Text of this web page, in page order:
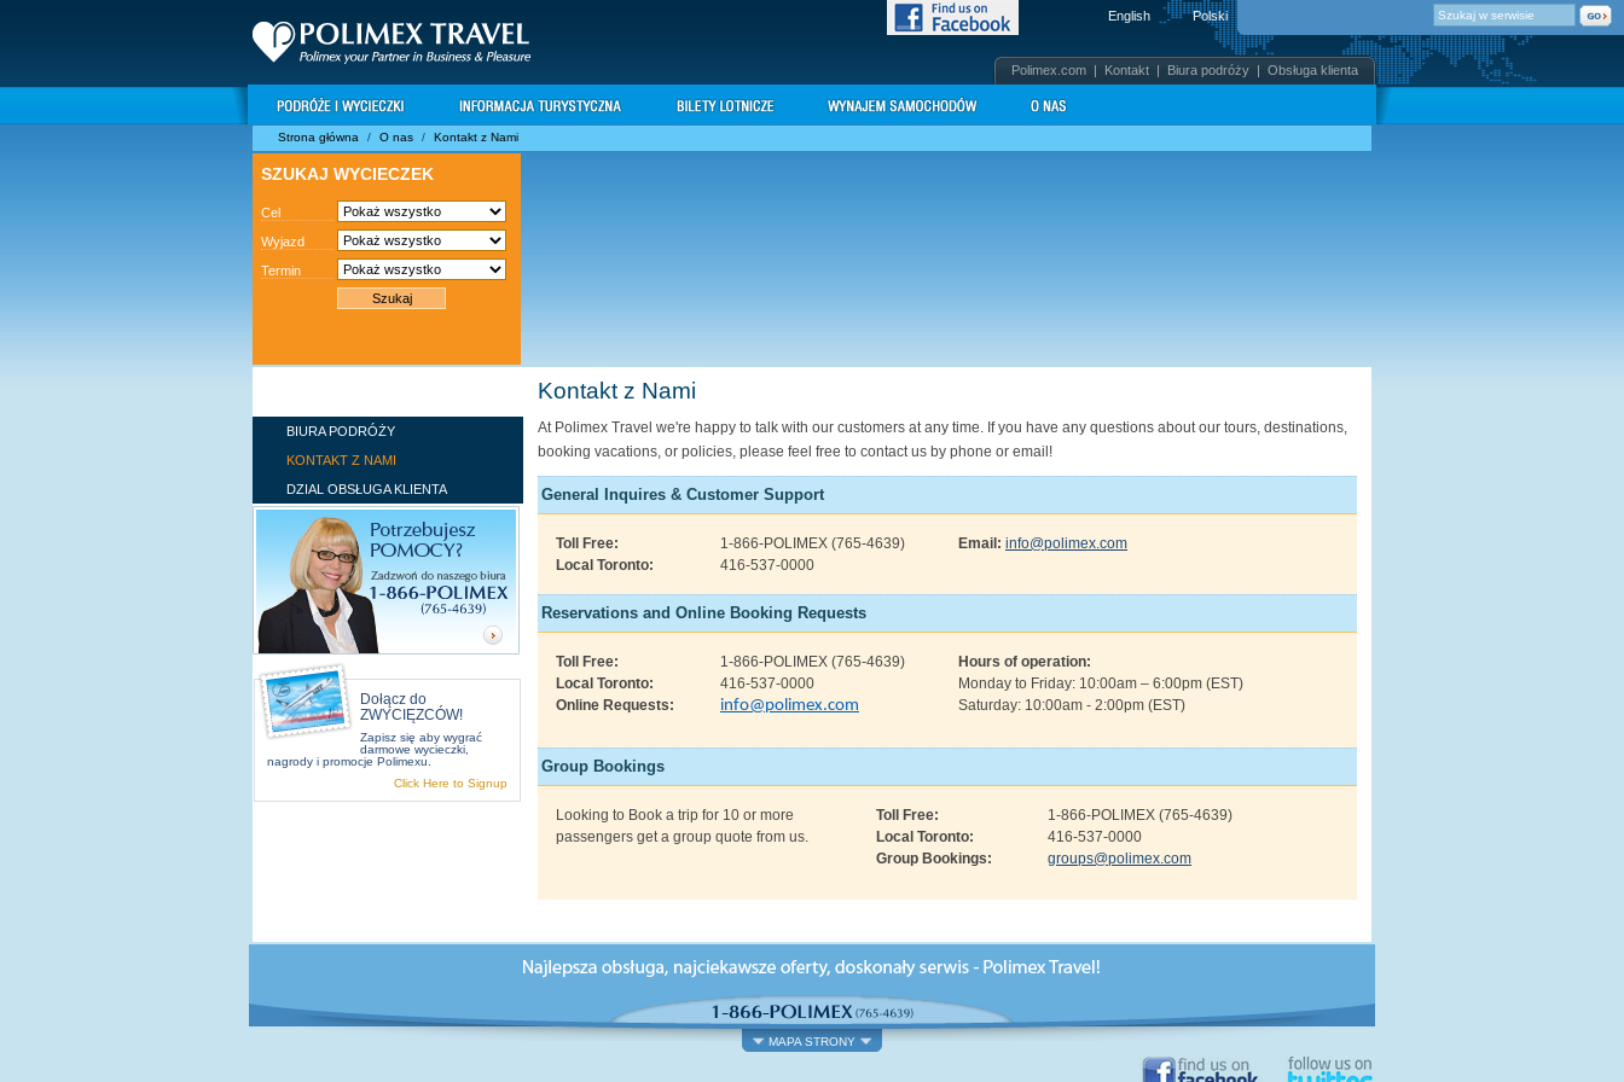
English Polski
Polimex.com | Kontakt | Biura podróży | Obsługa klienta
Strona główna / O nas / Kontakt z Nami
SZUKAJ WYCIECZEK
Cel
Wyjazd
Termin
BIURA PODRÓŻY
KONTAKT Z NAMI
DZIAL OBSŁUGA KLIENTA
Dołącz do
ZWYCIĘZCÓW!
Zapisz się aby wygrać
darmowe wycieczki,
nagrody i promocje Polimexu.
Click Here to Signup
Kontakt z Nami
At Polimex Travel we're happy to talk with our customers at any time. If you have any questions about our tours, destinations,
booking vacations, or policies, please feel free to contact us by phone or email!
General Inquires & Customer Support
Toll Free:
Local Toronto:
1-866-POLIMEX (765-4639)
416-537-0000
Email: info@polimex.com
Reservations and Online Booking Requests
Toll Free:
Local Toronto:
Online Requests:
1-866-POLIMEX (765-4639)
416-537-0000
info@polimex.com
Hours of operation:
Monday to Friday: 10:00am – 6:00pm (EST)
Saturday: 10:00am - 2:00pm (EST)
Group Bookings
Looking to Book a trip for 10 or more
passengers get a group quote from us.
Toll Free:
Local Toronto:
Group Bookings:
1-866-POLIMEX (765-4639)
416-537-0000
groups@polimex.com
Centralna Europa
INFORMACJA TURYSTYCZNA
Podróżowanie do Polski
Bilety lotnicze
Ubezpieczenie podróżne
Regulamin użytkownika
MAPA STRONY